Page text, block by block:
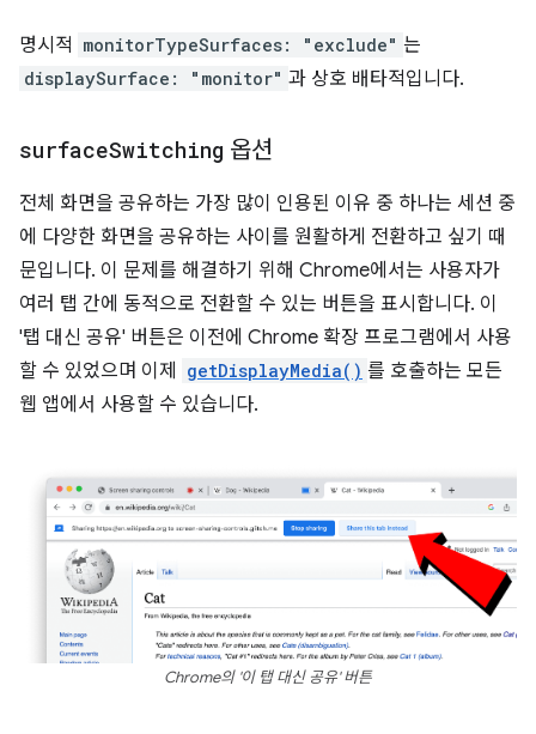
명시적 monitorTypeSurfaces: "exclude" 는
displaySurface: "monitor" 과 상호 배타적입니다.
surfaceSwitching 옵션
전체 화면을 공유하는 가장 많이 인용된 이유 중 하나는 세션 중
에 다양한 화면을 공유하는 사이를 원활하게 전환하고 싶기 때
문입니다. 이 문제를 해결하기 위해 Chrome에서는 사용자가
여러 탭 간에 동적으로 전환할 수 있는 버튼을 표시합니다. 이
'탭 대신 공유' 버튼은 이전에 Chrome 확장 프로그램에서 사용
할 수 있었으며 이제
getDisplayMedia() 를 호출하는 모든
웹 앱에서 사용할 수 있습니다.
Chrome의 '이 탭 대신 공유' 버튼